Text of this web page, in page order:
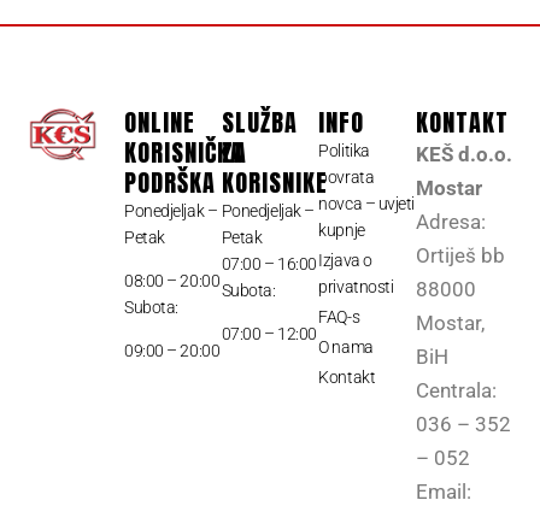
ONLINE
KORISNIČKA
PODRŠKA
Ponedjeljak –
Petak
08:00 – 20:00
Subota:
09:00 – 20:00
SLUŽBA
ZA
KORISNIKE
Ponedjeljak –
Petak
07:00 – 16:00
Subota:
07:00 – 12:00
INFO
Politika
povrata
novca – uvjeti
kupnje
Izjava o
privatnosti
FAQ-s
O nama
Kontakt
KONTAKT
KEŠ d.o.o.
Mostar
Adresa:
Ortiješ bb
88000
Mostar,
BiH
Centrala:
036 – 352
– 052
Email: